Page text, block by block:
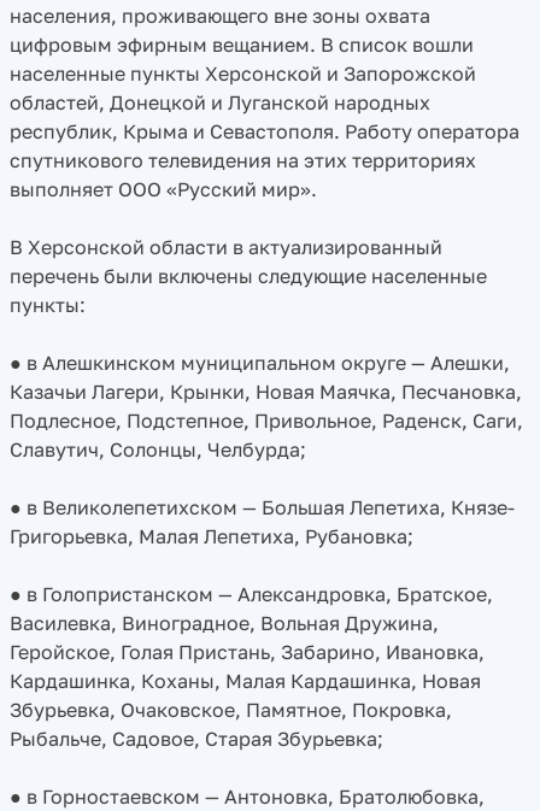
населения, проживающего вне зоны охвата
цифровым эфирным вещанием. В список вошли
населенные пункты Херсонской и Запорожской
областей, Донецкой и Луганской народных
республик, Крыма и Севастополя. Работу оператора
спутникового телевидения на этих территориях
выполняет ООО «Русский мир».
В Херсонской области в актуализированный
перечень были включены следующие населенные
пункты:
● в Алешкинском муниципальном округе — Алешки,
Казачьи Лагери, Крынки, Новая Маячка, Песчановка,
Подлесное, Подстепное, Привольное, Раденск, Саги,
Славутич, Солонцы, Челбурда;
● в Великолепетихском — Большая Лепетиха, Князе-
Григорьевка, Малая Лепетиха, Рубановка;
● в Голопристанском — Александровка, Братское,
Василевка, Виноградное, Вольная Дружина,
Геройское, Голая Пристань, Забарино, Ивановка,
Кардашинка, Коханы, Малая Кардашинка, Новая
Збурьевка, Очаковское, Памятное, Покровка,
Рыбальче, Садовое, Старая Збурьевка;
● в Горностаевском — Антоновка, Братолюбовка,